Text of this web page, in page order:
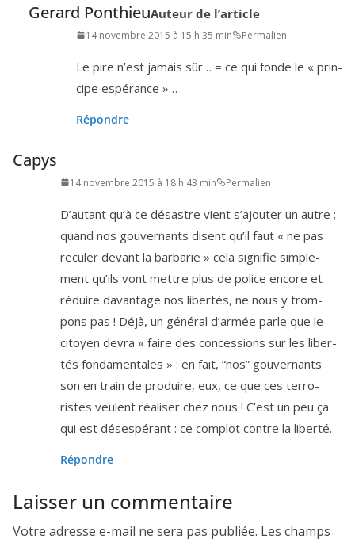
Gerard PonthieuAuteur de l’article
14 novembre 2015 à 15 h 35 min Permalien
Le pire n’est jamais sûr… = ce qui fonde le « prin­
cipe espérance »…
Répondre
Capys
14 novembre 2015 à 18 h 43 min Permalien
D’autant qu’à ce désastre vient s’a­jou­ter un autre ;
quand nos gou­ver­nants disent qu’il faut « ne pas
recu­ler devant la bar­ba­rie » cela signi­fie sim­ple­
ment qu’ils vont mettre plus de police encore et
réduire davan­tage nos liber­tés, ne nous y trom­
pons pas ! Déjà, un géné­ral d’ar­mée parle que le
citoyen devra « faire des conces­sions sur les liber­
tés fon­da­men­tales » : en fait, “nos” gou­ver­nants
son en train de pro­duire, eux, ce que ces ter­ro­
ristes veulent réa­li­ser chez nous ! C’est un peu ça
qui est déses­pé­rant : ce com­plot contre la liberté.
Répondre
Laisser un commentaire
Votre adresse e-mail ne sera pas publiée. Les champs